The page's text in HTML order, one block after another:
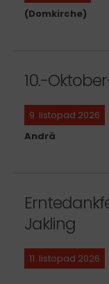
(Domkirche)
10.-
9. listopad 2026
Andrä
Jakling
11. listopad 2026